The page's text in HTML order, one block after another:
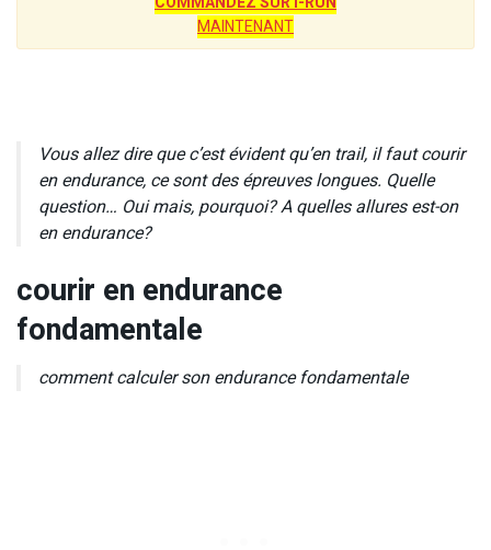
MAINTENANT
Vous allez dire que c’est évident qu’en trail, il faut courir
en endurance, ce sont des épreuves longues. Quelle
question… Oui mais, pourquoi? A quelles allures est-on
en endurance?
courir en endurance
fondamentale
comment calculer son endurance fondamentale